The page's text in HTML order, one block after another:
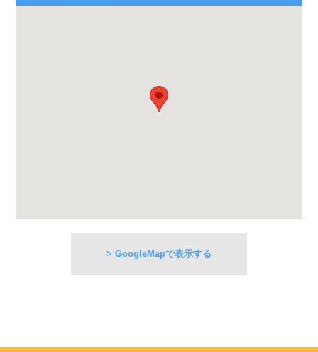
> GoogleMapで表示する